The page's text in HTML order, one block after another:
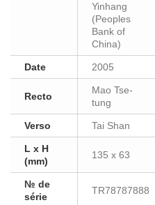
Yinhang
(Peoples
Bank of
China)
Date 2005
Recto
Mao Tse-
tung
Verso Tai Shan
L x H
(mm)
135 x 63
№ de
série
TR78787888